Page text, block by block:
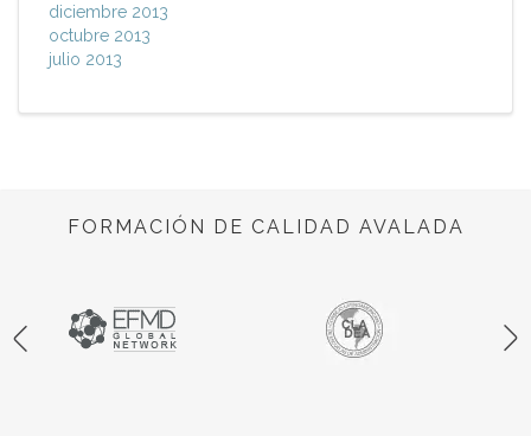
diciembre 2013
octubre 2013
julio 2013
FORMACIÓN DE CALIDAD AVALADA